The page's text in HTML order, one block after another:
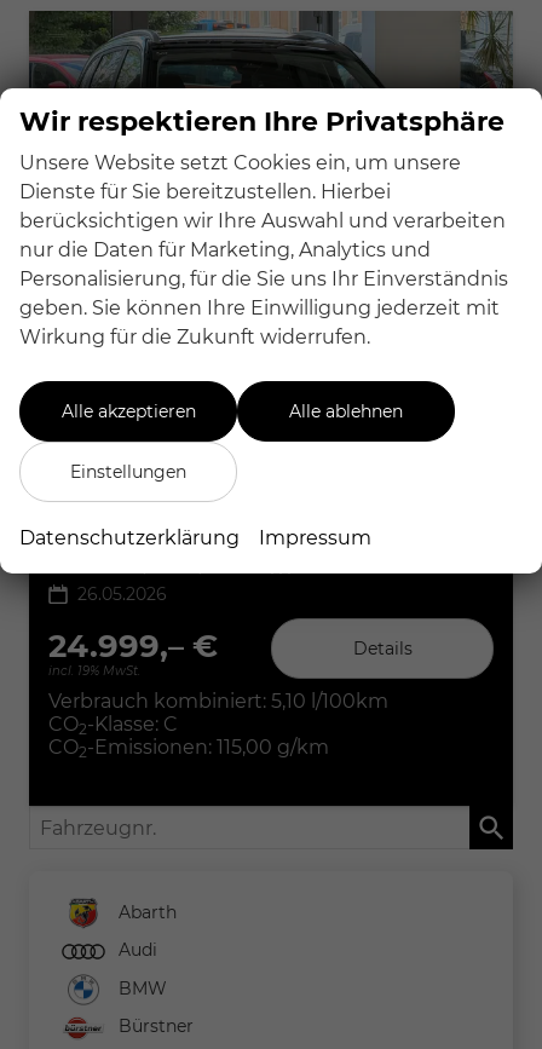
MG New ZS
Hybrid 145 kW Luxury
Gebrauchtwagen
Fahrzeugnr. 307-119343
Kraftstoff Hybrid Benzin Außenfarbe Emerald Green
26.05.2026
24.999,– €
incl. 19% MwSt.
Details
Verbrauch kombiniert: 5,10 l/100km
CO2-Klasse: C
CO2-Emissionen: 115,00 g/km
Fahrzeugnr.
Abarth
Audi
BMW
Bürstner
Wir respektieren Ihre Privatsphäre
Unsere Website setzt Cookies ein, um unsere
Dienste für Sie bereitzustellen. Hierbei
berücksichtigen wir Ihre Auswahl und verarbeiten
nur die Daten für Marketing, Analytics und
Personalisierung, für die Sie uns Ihr Einverständnis
geben. Sie können Ihre Einwilligung jederzeit mit
Wirkung für die Zukunft widerrufen.
Alle akzeptieren Alle ablehnen
Einstellungen
Datenschutzerklärung Impressum